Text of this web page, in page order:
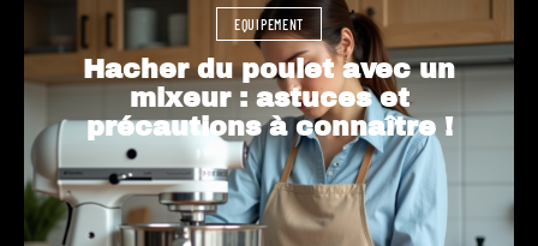
EQUIPEMENT
Hacher du poulet avec un
mixeur : astuces et
précautions à connaître !